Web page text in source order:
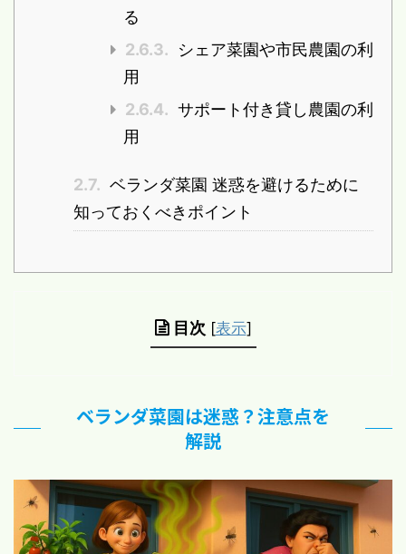
る
2.6.3.
シェア菜園や市民農園の利
用
2.6.4. サポート付き貸し農園の利
用
2.7. ベランダ菜園 迷惑を避けるために
知っておくべきポイント
目次 [表示]
ベランダ菜園は迷惑？注意点を
解説